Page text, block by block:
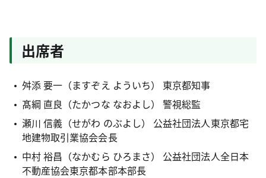
出席者
舛添 要一（ますぞえ よういち） 東京都知事
髙綱 直良（たかつな なおよし） 警視総監
瀬川 信義（せがわ のぶよし） 公益社団法人東京都宅
地建物取引業協会会長
中村 裕昌（なかむら ひろまさ） 公益社団法人全日本
不動産協会東京都本部本部長